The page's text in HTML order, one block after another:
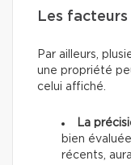
Les facteurs
Par ailleurs,
une propriété
celui affiché.
La
bien
récents,